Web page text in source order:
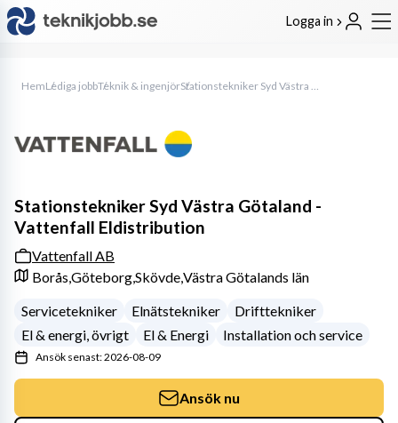
Logga in
HemLediga jobbTeknik & ingenjör Stationstekniker Syd Västra Götaland - Vattenfall Eldistribution
Stationstekniker Syd Västra Götaland -
Vattenfall Eldistribution
Vattenfall AB
Borås,Göteborg,Skövde,Västra Götalands län
Servicetekniker
Elnätstekniker
Drifttekniker
El & energi, övrigt
El & Energi Installation och service
Ansök senast: 2026-08-09
Ansök nu